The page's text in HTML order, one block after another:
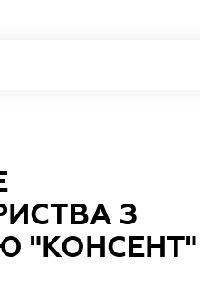
З
"КОНСЕНТ"